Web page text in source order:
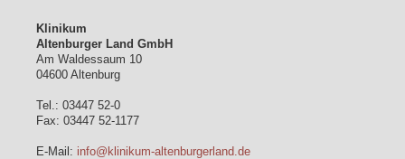
Klinikum
Altenburger Land GmbH
Am Waldessaum 10
04600 Altenburg
Tel.: 03447 52-0
Fax: 03447 52-1177
E-Mail: info@klinikum-altenburgerland.de